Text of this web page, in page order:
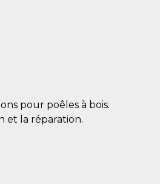
pour poêles à bois.
et la réparation.